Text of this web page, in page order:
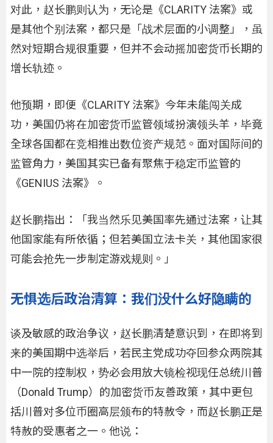
对此，赵长鹏则认为，无论是《CLARITY 法案》或
是其他个别法案，都只是「战术层面的小调整」，虽
然对短期合规很重要，但并不会动摇加密货币长期的
增长轨迹。
他预期，即便《CLARITY 法案》今年未能闯关成
功，美国仍将在加密货币监管领域扮演领头羊，毕竟
全球各国都在竞相推出数位资产规范。面对国际间的
监管角力，美国其实已备有聚焦于稳定币监管的
《GENIUS 法案》。
赵长鹏指出：「我当然乐见美国率先通过法案，让其
他国家能有所依循；但若美国立法卡关，其他国家很
可能会抢先一步制定游戏规则。」
无惧选后政治清算：我们没什么好隐瞒的
谈及敏感的政治争议，赵长鹏清楚意识到，在即将到
来的美国期中选举后，若民主党成功夺回参众两院其
中一院的控制权，势必会用放大镜检视现任总统川普
（Donald Trump）的加密货币友善政策，其中更包
括川普对多位币圈高层颁布的特赦令，而赵长鹏正是
特赦的受惠者之一。他说：